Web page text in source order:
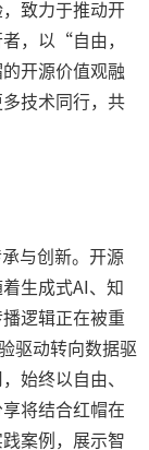
致力于推动开
，以“自由，
开源价值观融
技术同行，共
与创新。开源
生成式AI、知
逻辑正在被重
驱动转向数据驱
始终以自由、
将结合红帽在
案例，展示智